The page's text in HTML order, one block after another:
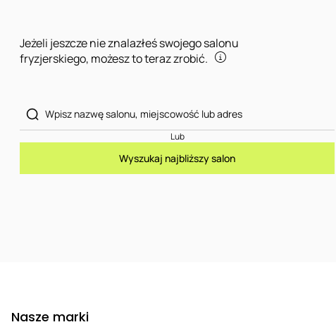
Jeżeli jeszcze nie znalazłeś swojego salonu
fryzjerskiego, możesz to teraz zrobić.
Lub
Wyszukaj najbliższy salon
Nasze marki